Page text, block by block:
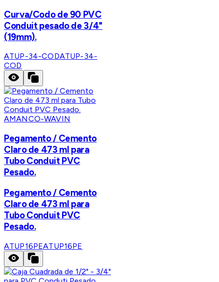
Curva/Codo de 90 PVC
Conduit pesado de 3/4"
(19mm).
ATUP-34-CODATUP-34-
COD
AMANCO-WAVIN
Pegamento / Cemento
Claro de 473 ml para
Tubo Conduit PVC
Pesado.
Pegamento / Cemento
Claro de 473 ml para
Tubo Conduit PVC
Pesado.
ATUP16PEATUP16PE